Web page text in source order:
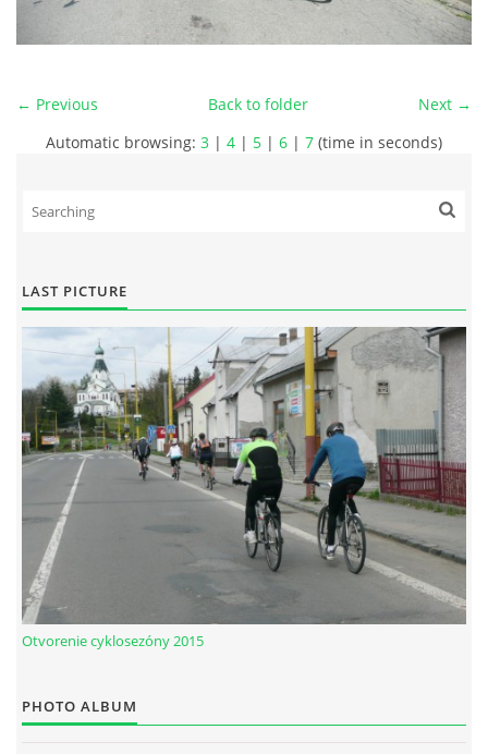
← Previous Next →
Back to folder
Automatic browsing: 3 | 4 | 5 | 6 | 7 (time in seconds)
LAST PICTURE
Otvorenie cyklosezóny 2015
PHOTO ALBUM